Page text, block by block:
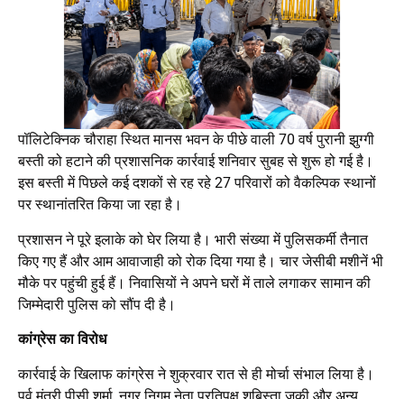
पॉलिटेक्निक चौराहा स्थित मानस भवन के पीछे वाली 70 वर्ष पुरानी झुग्गी
बस्ती को हटाने की प्रशासनिक कार्रवाई शनिवार सुबह से शुरू हो गई है।
इस बस्ती में पिछले कई दशकों से रह रहे 27 परिवारों को वैकल्पिक स्थानों
पर स्थानांतरित किया जा रहा है।
प्रशासन ने पूरे इलाके को घेर लिया है। भारी संख्या में पुलिसकर्मी तैनात
किए गए हैं और आम आवाजाही को रोक दिया गया है। चार जेसीबी मशीनें भी
मौके पर पहुंची हुई हैं। निवासियों ने अपने घरों में ताले लगाकर सामान की
जिम्मेदारी पुलिस को सौंप दी है।
कांग्रेस का विरोध
कार्रवाई के खिलाफ कांग्रेस ने शुक्रवार रात से ही मोर्चा संभाल लिया है।
पूर्व मंत्री पीसी शर्मा, नगर निगम नेता प्रतिपक्ष शबिस्ता जकी और अन्य